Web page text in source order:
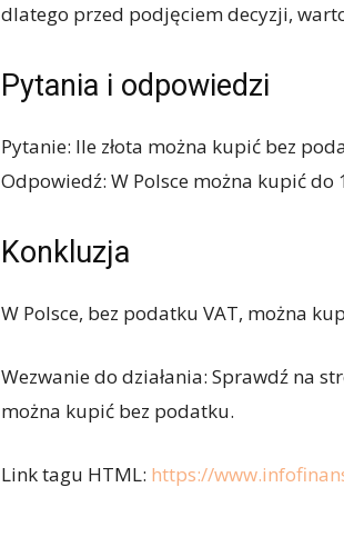
dlatego przed podjęciem decyzji,
Pytania i odpowiedzi
Pytanie: Ile złota można kupić bez
Odpowiedź: W Polsce można kupić do
Konkluzja
W Polsce, bez podatku VAT, można
Wezwanie do działania: Sprawdź na
można kupić bez podatku.
Link tagu HTML: https://